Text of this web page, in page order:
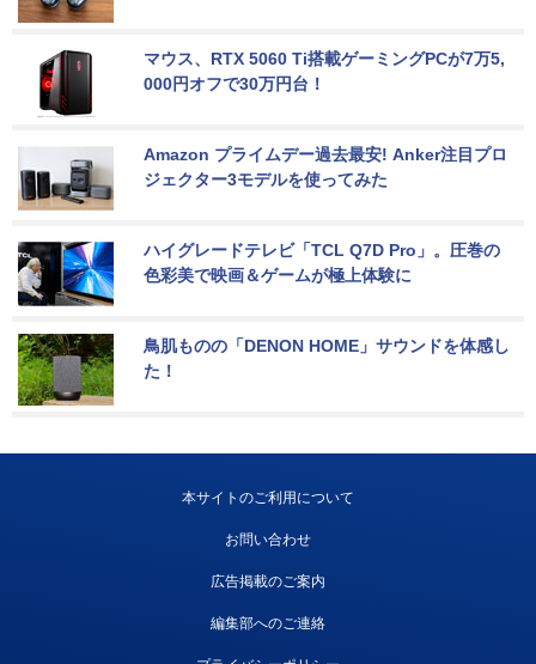
マウス、RTX 5060 Ti搭載ゲーミングPCが7万5,
000円オフで30万円台！
Amazon プライムデー過去最安! Anker注目プロ
ジェクター3モデルを使ってみた
ハイグレードテレビ「TCL Q7D Pro」。圧巻の
色彩美で映画＆ゲームが極上体験に
鳥肌ものの「DENON HOME」サウンドを体感し
た！
本サイトのご利用について
お問い合わせ
広告掲載のご案内
編集部へのご連絡